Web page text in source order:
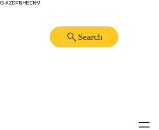
G-KZDPBHECNM
Search